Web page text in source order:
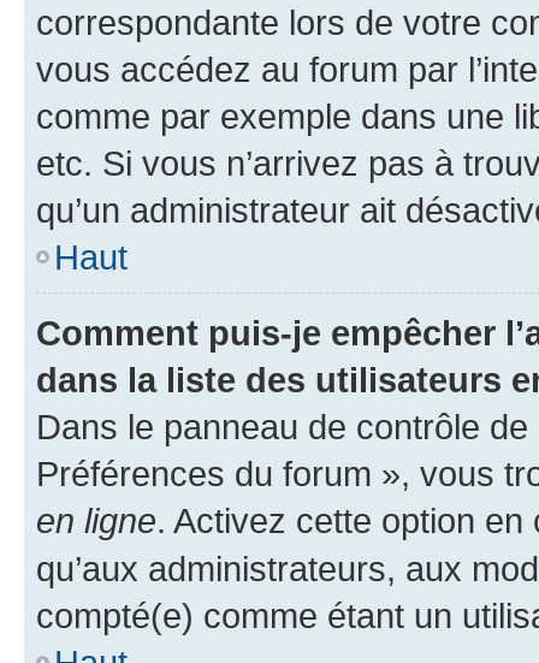
correspondante lors de votre
vous accédez au forum par
comme par exemple dans une
etc. Si vous n’arrivez pas à
qu’un administrateur ait
Haut
Comment puis-je empêcher
dans la liste des utilisateurs
Dans le panneau de contrôle
Préférences du forum », vous
en ligne. Activez cette option
qu’aux administrateurs, aux
compté(e) comme étant un